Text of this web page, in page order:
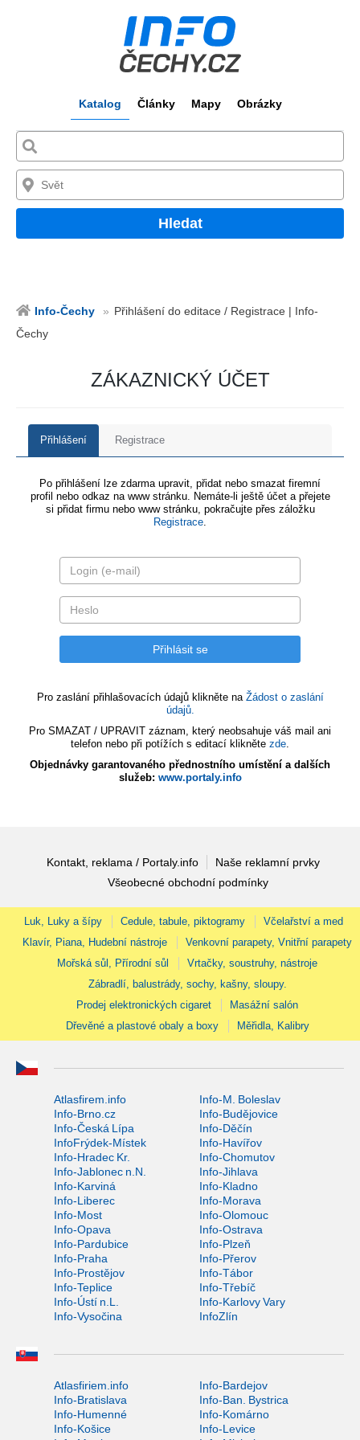
Katalog Články Mapy Obrázky
Hledat
Info-Čechy
Přihlášení do editace / Registrace | Info-
Čechy
ZÁKAZNICKÝ ÚČET
Přihlášení Registrace
Po přihlášení lze zdarma upravit, přidat nebo smazat firemní
profil nebo odkaz na www stránku. Nemáte-li ještě účet a přejete
si přidat firmu nebo www stránku, pokračujte přes záložku
Registrace.
Pro zaslání přihlašovacích údajů klikněte na Žádost o zaslání
údajů.
Pro SMAZAT / UPRAVIT záznam, který neobsahuje váš mail ani
telefon nebo při potížích s editací klikněte zde.
Objednávky garantovaného přednostního umístění a dalších
služeb: www.portaly.info
Kontakt, reklama / Portaly.info
Naše reklamní prvky
Všeobecné obchodní podmínky
Luk, Luky a šípy Cedule, tabule, piktogramy
Včelařství a med
Klavír, Piana, Hudební nástroje
Venkovní parapety, Vnitřní parapety
Mořská sůl, Přírodní sůl
Vrtačky, soustruhy, nástroje
Zábradlí, balustrády, sochy, kašny, sloupy.
Prodej elektronických cigaret
Masážní salón
Dřevěné a plastové obaly a boxy
Měřidla, Kalibry
Atlasfirem.info
Info-M. Boleslav
Info-Brno.cz
Info-Budějovice
Info-Česká Lípa
Info-Děčín
InfoFrýdek-Místek
Info-Havířov
Info-Hradec Kr.
Info-Chomutov
Info-Jablonec n.N.
Info-Jihlava
Info-Karviná
Info-Kladno
Info-Liberec
Info-Morava
Info-Most
Info-Olomouc
Info-Opava
Info-Ostrava
Info-Pardubice
Info-Plzeň
Info-Praha
Info-Přerov
Info-Prostějov
Info-Tábor
Info-Teplice
Info-Třebíč
Info-Ústí n.L.
Info-Karlovy Vary
Info-Vysočina
InfoZlín
Atlasfiriem.info
Info-Bardejov
Info-Bratislava
Info-Ban. Bystrica
Info-Humenné
Info-Komárno
Info-Košice
Info-Levice